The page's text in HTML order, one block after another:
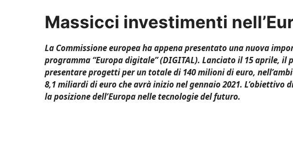
Massicci investimenti
La Commissione europea ha appena presentato una nuova
programma “Europa digitale” (DIGITAL). Lanciato il 15 aprile,
presentare progetti per un totale di 140 milioni di euro,
8,1 miliardi di euro che avrà inizio nel gennaio 2021. L’obiettivo
la posizione dell’Europa nelle tecnologie del futuro.